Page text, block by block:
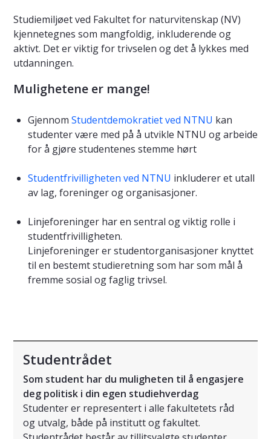
Studiemiljøet ved Fakultet for naturvitenskap (NV)
kjennetegnes som mangfoldig, inkluderende og
aktivt. Det er viktig for trivselen og det å lykkes med
utdanningen.
Mulighetene er mange!
Gjennom Studentdemokratiet ved NTNU kan
studenter være med på å utvikle NTNU og arbeide
for å gjøre studentenes stemme hørt
Studentfrivilligheten ved NTNU inkluderer et utall
av lag, foreninger og organisasjoner.
Linjeforeninger har en sentral og viktig rolle i
studentfrivilligheten.
Linjeforeninger er studentorganisasjoner knyttet
til en bestemt studieretning som har som mål å
fremme sosial og faglig trivsel.
Studentrådet
Som student har du muligheten til å engasjere
deg politisk i din egen studiehverdag
Studenter er representert i alle fakultetets råd
og utvalg, både på institutt og fakultet.